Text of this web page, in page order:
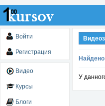
Войти
Регистрация
Видео
Курсы
Блоги
У